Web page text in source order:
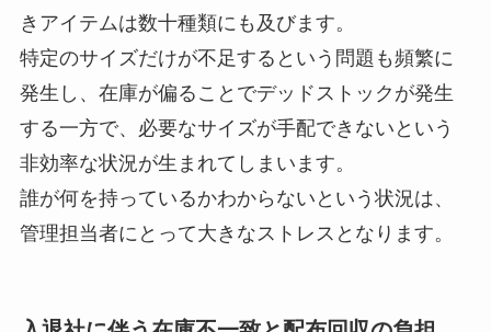
きアイテムは数十種類にも及びます。
特定のサイズだけが不足するという問題も頻繁に
発生し、在庫が偏ることでデッドストックが発生
する一方で、必要なサイズが手配できないという
非効率な状況が生まれてしまいます。
誰が何を持っているかわからないという状況は、
管理担当者にとって大きなストレスとなります。